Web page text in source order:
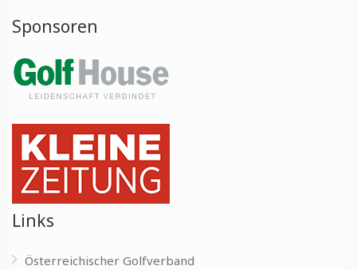
Sponsoren
Links
Österreichischer Golfverband